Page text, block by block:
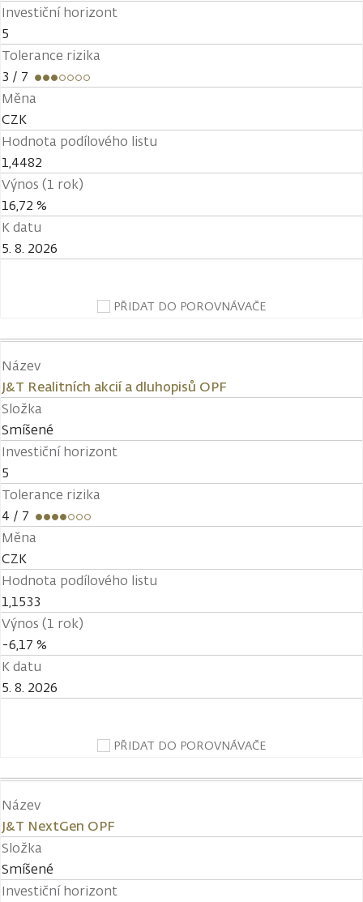
Investiční horizont
5
Tolerance rizika
3 / 7
Měna
CZK
Hodnota podílového listu
1,4482
Výnos (1 rok)
16,72 %
K datu
5. 8. 2026
PŘIDAT DO POROVNÁVAČE
Název
J&T Realitních akcií a dluhopisů OPF
Složka
Smíšené
Investiční horizont
5
Tolerance rizika
4 / 7
Měna
CZK
Hodnota podílového listu
1,1533
Výnos (1 rok)
-6,17 %
K datu
5. 8. 2026
PŘIDAT DO POROVNÁVAČE
Název
J&T NextGen OPF
Složka
Smíšené
Investiční horizont